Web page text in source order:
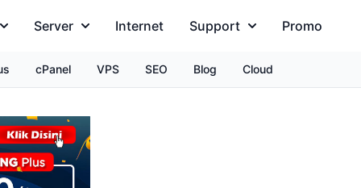
Server Internet Support Promo
cPanel VPS SEO Blog Cloud